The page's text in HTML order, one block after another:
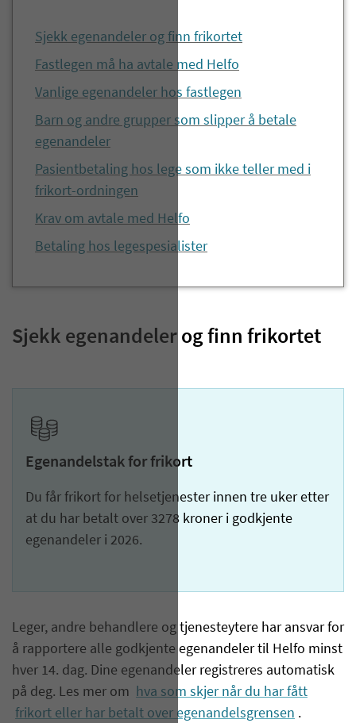
Sjekk egenandeler og finn frikortet
Fastlegen må ha avtale med Helfo
Vanlige egenandeler hos fastlegen
Barn og andre grupper som slipper å betale
egenandeler
Pasientbetaling hos lege som ikke teller med i
frikort-ordningen
Krav om avtale med Helfo
Betaling hos legespesialister
Sjekk egenandeler og finn frikortet
Egenandelstak for frikort
Du får frikort for helsetjenester innen tre uker etter
at du har betalt over 3278 kroner i godkjente
egenandeler i 2026.
Leger, andre behandlere og tjenesteytere har ansvar for
å rapportere alle godkjente egenandeler til Helfo minst
hver 14. dag. Dine egenandeler registreres automatisk
på deg. Les mer om
hva som skjer når du har fått
frikort eller har betalt over egenandelsgrensen .